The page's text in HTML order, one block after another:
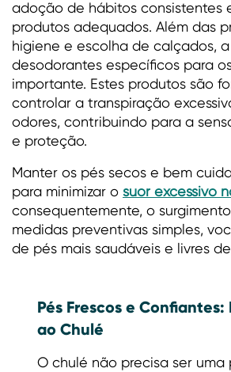
adoção de hábitos consistentes
produtos adequados. Além das
higiene e escolha de calçados,
desodorantes específicos para
importante. Estes produtos são
controlar a transpiração
odores, contribuindo para a
e proteção.
Manter os pés secos e bem
para minimizar o suor excessivo
consequentemente, o
medidas preventivas simples,
de pés mais saudáveis e livres
Pés Frescos e
ao Chulé
O chulé não precisa ser